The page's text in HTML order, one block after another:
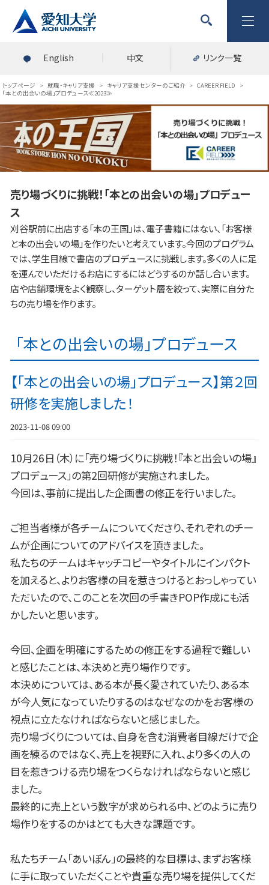
English 中文 リンク一覧
トップページ > 就職・キャリア支援 > キャリア支援センターのご紹介 > CAREER FIELD
>
「本との出会いの場」プロデュース≪2023≫
売り場づくりに挑戦！「本との出会いの場」プロデュー
ス
刈谷駅前に出店する「本の王国」は、電子書籍にはない、「お客様
と本の出会いの場」を作りたいと考えています。今回のプログラム
では、学生目線で書店のプロデュースに挑戦します。多くの人に足
を運んでいただけるお店にするにはどうするのか話し合います。
店や店舗環境をよく観察し、ターゲット層を絞って、実際に自分た
ちの売り場を作ります。
「本との出会いの場」プロデュース
【「本との出会いの場」プロデュース】第２回
研修を実施しました！
2023-11-08 09:00
10月26日（木）に「売り場づくりに挑戦！『本と出会いの場』
プロデュース」の第2回研修が実施されました。
今回は、事前に提出した企画書の修正を行いました。
ご担当者様が各チームについてくださり、それぞれのチー
ムが企画についてのアドバイスを頂きました。
私たちのチームはキャッチコピーやタイトルにインパクト
を加えると、よりお客様の目を惹きつけるとおっしゃってい
ただいたので、このことを次回の手書きPOP作成にも活
かしたいと思います。
今回、企画を明確にするための修正をする過程で難しい
と感じたことは、本決めと売り場作りです。
本決めについては、ある本が長く愛されていたり、ある本
が今人気になっていたりするのはなぜなのかをお客様の
視点に立たなければならないと感じました。
売り場づくりについては、自身を含む消費者目線だけで企
画を練るのではなく、売上を視野に入れ、より多くの人の
目を惹きつける売り場をつくらなければならないと感じ
ました。
最終的に売上という数字が求められる中、どのように売り
場作りをするのかはとても大きな課題です。
私たちチーム「あいぼん」の最終的な目標は、まずお客様
に手に取っていただくことや貴重な売り場を提供してくだ